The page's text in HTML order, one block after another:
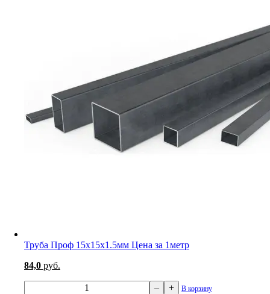
Труба Проф 15х15х1.5мм Цена за 1метр
84,0 руб.
– + В корзину